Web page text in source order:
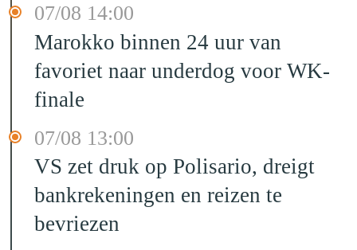
07/08 14:00
Marokko binnen 24 uur van
favoriet naar underdog voor WK-
finale
07/08 13:00
VS zet druk op Polisario, dreigt
bankrekeningen en reizen te
bevriezen